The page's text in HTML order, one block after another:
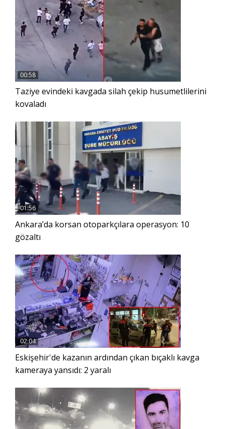
00:58
Taziye evindeki kavgada silah çekip husumetlilerini
kovaladı
01:56
Ankara’da korsan otoparkçılara operasyon: 10
gözaltı
02:04
Eskişehir'de kazanın ardından çıkan bıçaklı kavga
kameraya yansıdı: 2 yaralı